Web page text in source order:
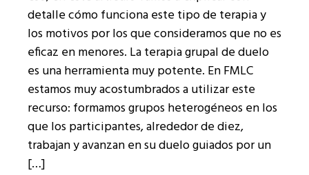
detalle cómo funciona este tipo de terapia y
los motivos por los que consideramos que no es
eficaz en menores. La terapia grupal de duelo
es una herramienta muy potente. En FMLC
estamos muy acostumbrados a utilizar este
recurso: formamos grupos heterogéneos en los
que los participantes, alrededor de diez,
trabajan y avanzan en su duelo guiados por un
[…]